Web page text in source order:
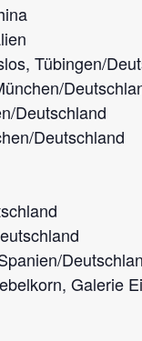
Tübingen/
Deutschland
Deutschland
Galerie